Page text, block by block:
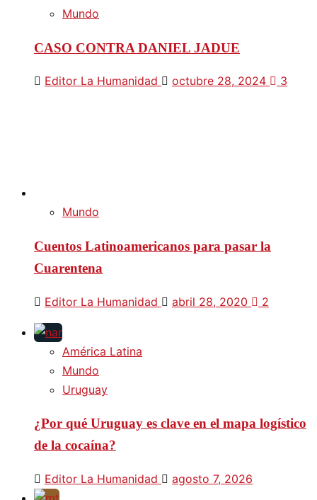
Mundo
CASO CONTRA DANIEL JADUE
Editor La Humanidad octubre 28, 2024 3
Mundo
Cuentos Latinoamericanos para pasar la
Cuarentena
Editor La Humanidad abril 28, 2020 2
América Latina
Mundo
Uruguay
¿Por qué Uruguay es clave en el mapa logístico
de la cocaína?
Editor La Humanidad agosto 7, 2026